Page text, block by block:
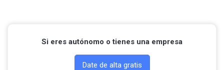
Si eres autónomo o tienes una empresa
Date de alta gratis